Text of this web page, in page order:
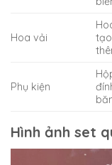
Hoa vải
Phụ kiện
Hình ảnh set